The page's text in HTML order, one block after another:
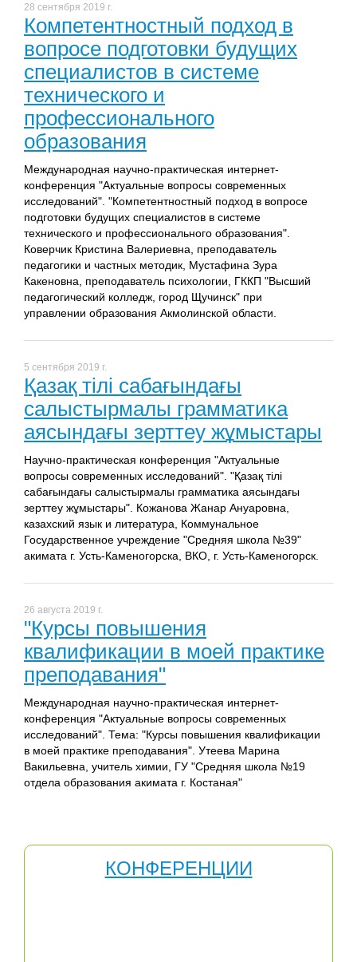
28 сентября 2019 г.
Компетентностный подход в
вопросе подготовки будущих
специалистов в системе
технического и
профессионального
образования
Международная научно-практическая интернет-
конференция "Актуальные вопросы современных
исследований". "Компетентностный подход в вопросе
подготовки будущих специалистов в системе
технического и профессионального образования".
Коверчик Кристина Валериевна, преподаватель
педагогики и частных методик, Мустафина Зура
Какеновна, преподаватель психологии, ГККП "Высший
педагогический колледж, город Щучинск" при
управлении образования Акмолинской области.
5 сентября 2019 г.
Қазақ тілі сабағындағы
салыстырмалы грамматика
аясындағы зерттеу жұмыстары
Научно-практическая конференция "Актуальные
вопросы современных исследований". "Қазақ тілі
сабағындағы салыстырмалы грамматика аясындағы
зерттеу жұмыстары". Кожанова Жанар Ануаровна,
казахский язык и литература, Коммунальное
Государственное учреждение "Средняя школа №39"
акимата г. Усть-Каменогорска, ВКО, г. Усть-Каменогорск.
26 августа 2019 г.
"Курсы повышения
квалификации в моей практике
преподавания"
Международная научно-практическая интернет-
конференция "Актуальные вопросы современных
исследований". Тема: "Курсы повышения квалификации
в моей практике преподавания". Утеева Марина
Вакильевна, учитель химии, ГУ "Средняя школа №19
отдела образования акимата г. Костаная"
КОНФЕРЕНЦИИ